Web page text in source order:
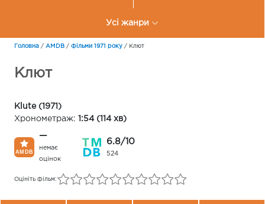
Усі жанри
Головна / AMDB / Фільми 1971 року / Клют
Клют
Klute (1971)
Хронометраж: 1:54 (114 хв)
—
немає
оцінок
6.8/10
524
Оцініть фільм: